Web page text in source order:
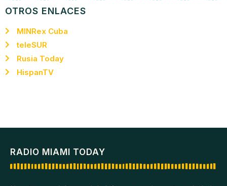
OTROS ENLACES
MINRex Cuba
teleSUR
Rusia Today
HispanTV
RADIO MIAMI TODAY